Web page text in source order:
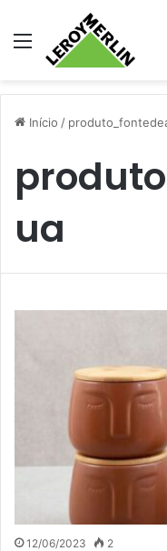
Menu
Início /
ua
12/06/2023 2